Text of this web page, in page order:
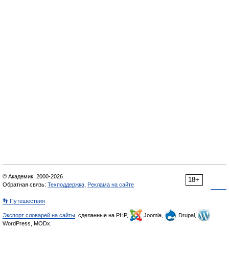
18+
© Академик, 2000-2026
Обратная связь: Техподдержка Реклама на сайте
👣 Путешествия
Экспорт словарей на сайты , сделанные на PHP, Joomla,
Drupal,
WordPress, MODx.